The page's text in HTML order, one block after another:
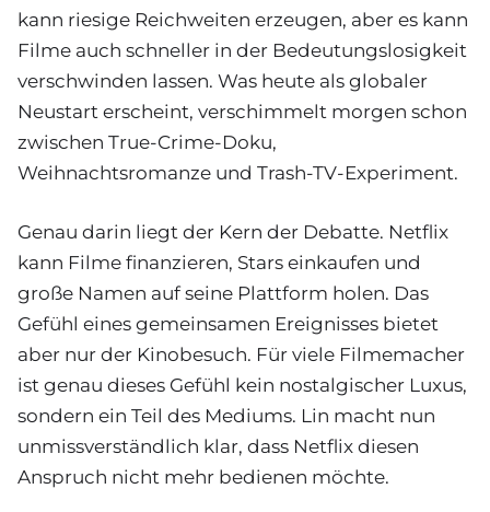
kann riesige Reichweiten erzeugen, aber es kann
Filme auch schneller in der Bedeutungslosigkeit
verschwinden lassen. Was heute als globaler
Neustart erscheint, verschimmelt morgen schon
zwischen True-Crime-Doku,
Weihnachtsromanze und Trash-TV-Experiment.
Genau darin liegt der Kern der Debatte. Netflix
kann Filme finanzieren, Stars einkaufen und
große Namen auf seine Plattform holen. Das
Gefühl eines gemeinsamen Ereignisses bietet
aber nur der Kinobesuch. Für viele Filmemacher
ist genau dieses Gefühl kein nostalgischer Luxus,
sondern ein Teil des Mediums. Lin macht nun
unmissverständlich klar, dass Netflix diesen
Anspruch nicht mehr bedienen möchte.